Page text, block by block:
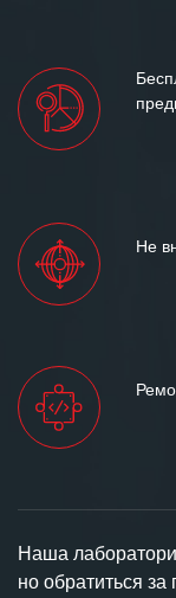
Не
Наша
но обратиться